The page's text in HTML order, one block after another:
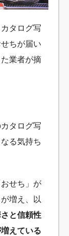
タログ写
ちが届い
業者が摘
タログ写
る気持ち
せち」が
増え、以
と信頼性
えている